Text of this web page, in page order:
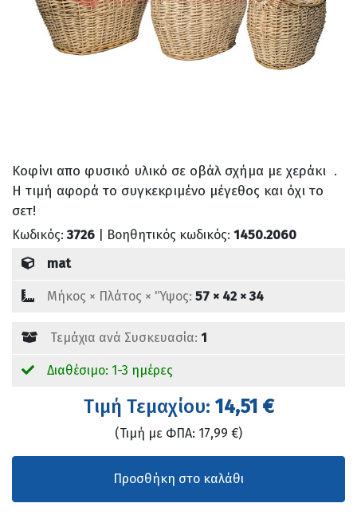
Κοφίνι απο φυσικό υλικό σε οβάλ σχήμα με χεράκι .
Η τιμή αφορά το συγκεκριμένο μέγεθος και όχι το
σετ!
Κωδικός:3726 | Βοηθητικός κωδικός: 1450.2060
mat
Mήκος × Πλάτος × 'Ύψος: 57 × 42 × 34
Τεμάχια ανά Συσκευασία: 1
Διαθέσιμο: 1-3 ημέρες
Tιμή Τεμαχίου: 14,51 €
(Τιμή με ΦΠΑ: 17,99 €)